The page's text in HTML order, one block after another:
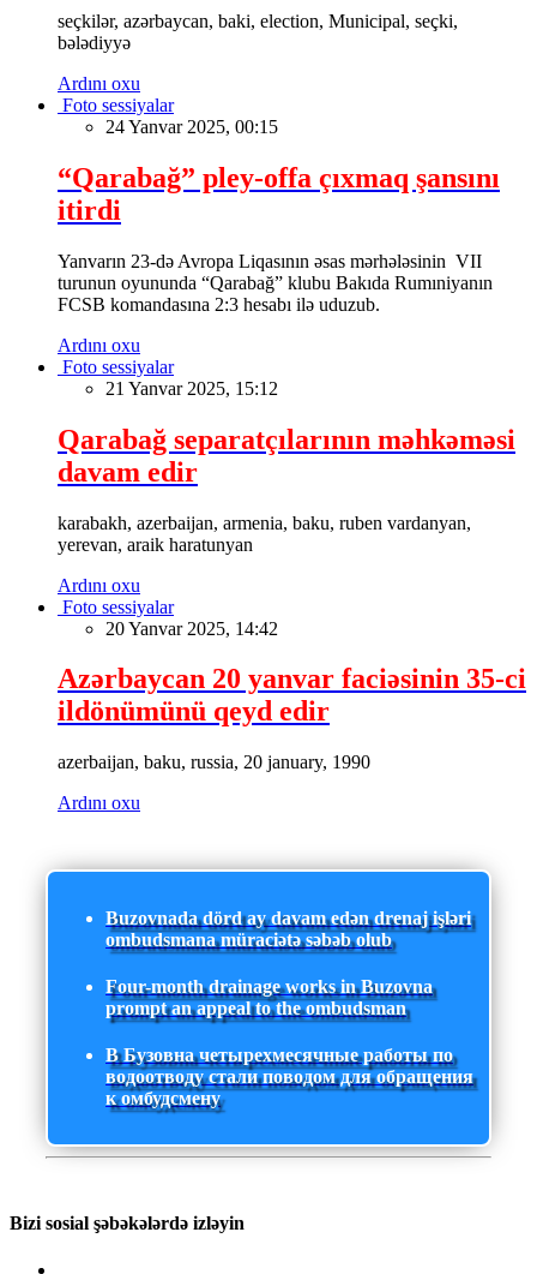
seçkilər, azərbaycan, baki, election, Municipal, seçki,
bələdiyyə
Ardını oxu
Foto sessiyalar
24 Yanvar 2025, 00:15
“Qarabağ” pley-offa çıxmaq şansını
itirdi
Yanvarın 23-də Avropa Liqasının əsas mərhələsinin VII
turunun oyununda “Qarabağ” klubu Bakıda Rumıniyanın
FCSB komandasına 2:3 hesabı ilə uduzub.
Ardını oxu
Foto sessiyalar
21 Yanvar 2025, 15:12
Qarabağ separatçılarının məhkəməsi
davam edir
karabakh, azerbaijan, armenia, baku, ruben vardanyan,
yerevan, araik haratunyan
Ardını oxu
Foto sessiyalar
20 Yanvar 2025, 14:42
Azərbaycan 20 yanvar faciəsinin 35-ci
ildönümünü qeyd edir
azerbaijan, baku, russia, 20 january, 1990
Ardını oxu
Buzovnada dörd ay davam edən drenaj işləri
ombudsmana müraciətə səbəb olub
Four-month drainage works in Buzovna
prompt an appeal to the ombudsman
В Бузовна четырехмесячные работы по
водоотводу стали поводом для обращения
к омбудсмену
Bizi sosial şəbəkələrdə izləyin